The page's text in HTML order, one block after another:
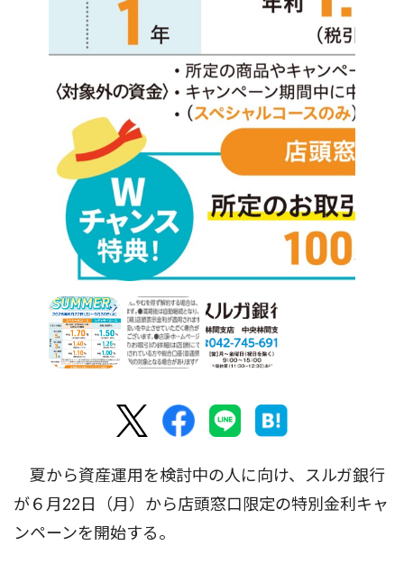
夏から資産運用を検討中の人に向け、スルガ銀行
が６月22日（月）から店頭窓口限定の特別金利キャ
ンペーンを開始する。